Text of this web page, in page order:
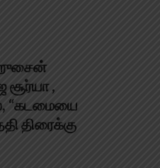
சூர்யா ,
“கடமையை
திரைக்கு